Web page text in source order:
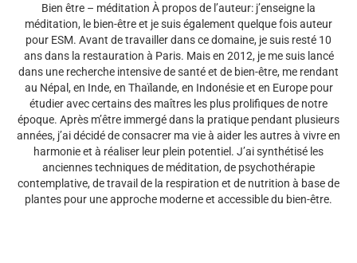
Bien être – méditation À propos de l’auteur: j’enseigne la
méditation, le bien-être et je suis également quelque fois auteur
pour ESM. Avant de travailler dans ce domaine, je suis resté 10
ans dans la restauration à Paris. Mais en 2012, je me suis lancé
dans une recherche intensive de santé et de bien-être, me rendant
au Népal, en Inde, en Thaïlande, en Indonésie et en Europe pour
étudier avec certains des maîtres les plus prolifiques de notre
époque. Après m’être immergé dans la pratique pendant plusieurs
années, j’ai décidé de consacrer ma vie à aider les autres à vivre en
harmonie et à réaliser leur plein potentiel. J’ai synthétisé les
anciennes techniques de méditation, de psychothérapie
contemplative, de travail de la respiration et de nutrition à base de
plantes pour une approche moderne et accessible du bien-être.